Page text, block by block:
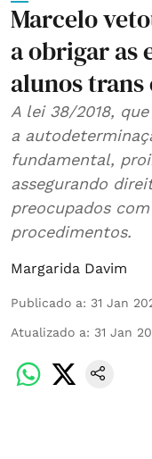
Marcelo
a obrigar as
alunos trans
A lei 38/2018,
a
fundamental,
assegurando
preocupados
procedimentos.
Margarida Davim
Publicado a: 31 Jan
Atualizado a: 31 Jan